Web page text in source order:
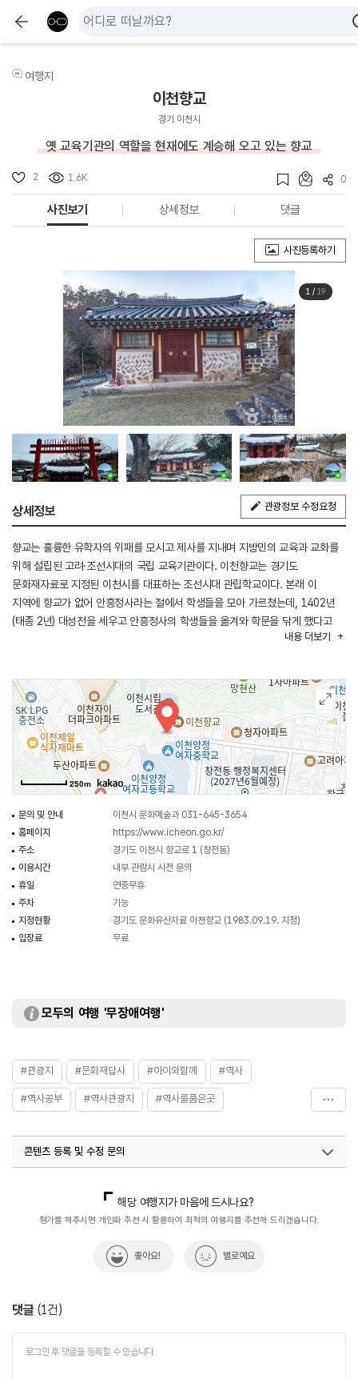
여행지
이천향교
경기 이천시
옛 교육기관의 역할을 현재에도 계승해 오고 있는 향교
2 1.6K 0
사진보기 상세정보 댓글
사진등록하기
1/ 19
상세정보 관광정보 수정요청
향교는 훌륭한 유학자의 위패를 모시고 제사를 지내며 지방민의 교육과 교화를
위해 설립된 고려·조선시대의 국립 교육기관이다. 이천향교는 경기도
문화재자료로 지정된 이천시를 대표하는 조선시대 관립학교이다. 본래 이
지역에 향교가 없어 안흥정사라는 절에서 학생들을 모아 가르쳤는데, 1402년
(태종 2년) 대성전을 세우고 안흥정사의 학생들을 옮겨와 학문을 닦게 했다고
한다. 건물의 배치는 전형적인 전학후묘의 형태이며, 본래 규모가 더 컸으나
1967년에, 서무는 1980년에 재건되었고, 1991년과 1993년에는 명륜당과
담장을 수리하였다. 이천향교는 부설 명륜대학을 운영해 교육기관의 역할을
현대적으로 계승하고 있다. 명륜당 및 이천향교 유림회관이 성인 교양교육 및
청소년 인성교육의 장으로 활용되고 있다. 매월 음력 1일, 15일 분향과 1년에
2번 거행되는 춘추 석전 봉행을 시행한다. 명륜당 구역은 더러 개방되기도 하나
향교 측 사정에 따라 휴관하기도 한다. 경강선 이천역, 이천종합터미널에서
차량으로 약 7~9분, 신둔 IC에서 약 15분 소요된다. 인근에 설봉공원,
지산포레스트리조트스키장, 덕평공룡수목원 등이 있다.
내용 더보기
250m
문의 및 안내
이천시 문화예술과 031-645-3654
홈페이지
https://www.icheon.go.kr/
주소
경기도 이천시 향교로 1 (창전동)
이용시간
내부 관람시 사전 문의
휴일
연중무휴
주차
가능
지정현황
경기도 문화유산자료 이천향교 (1983.09.19. 지정)
입장료
무료
모두의 여행 '무장애여행'
#관광지 #문화재답사 #아이와함께 #역사
#역사공부 #역사관광지 #역사를품은곳
#역사유적 #역사유적지
#향교서원
콘텐츠 등록 및 수정 문의
해당 여행지가 마음에 드시나요?
평가를 해주시면 개인화 추천 시 활용하여 최적의 여행지를 추천해 드리겠습니다.
좋아요! 별로예요
댓글 (1건)